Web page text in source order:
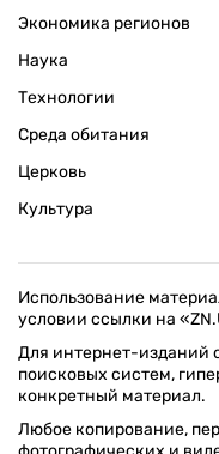
Экономика регионов
Наука
Технологии
Среда обитания
Церковь
Культура
Использование
условии ссылки на
Для интернет-изданий
поисковых систем,
конкретный материал.
Любое копирование,